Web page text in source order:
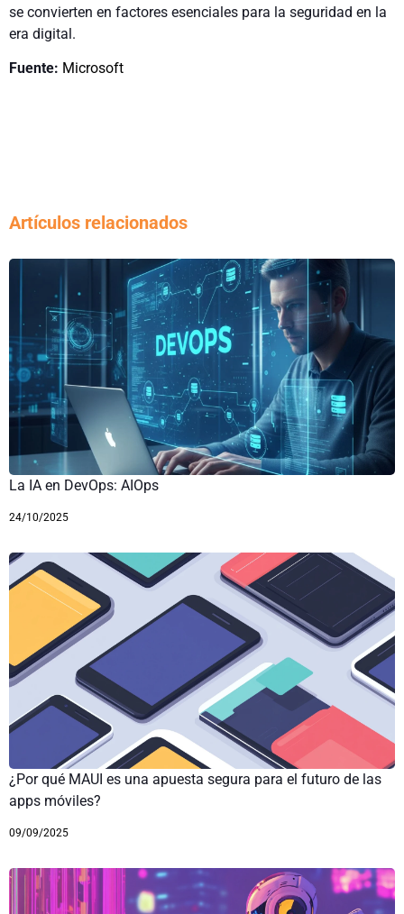
se convierten en factores esenciales para la seguridad en la
era digital.
Fuente: Microsoft
Artículos relacionados
La IA en DevOps: AIOps
24/10/2025
¿Por qué MAUI es una apuesta segura para el futuro de las
apps móviles?
09/09/2025